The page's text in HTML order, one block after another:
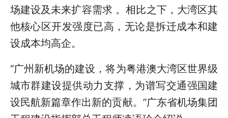
场建设及未来扩容需求 。相比之下，大湾区其
他核心区开发强度已高，无论是拆迁成本和建
设成本均高企。
“广州新机场的建设，将为粤港澳大湾区世界级
城市群建设提供动力支撑，为谱写交通强国建
设民航新篇章作出新的贡献。”广东省机场集团